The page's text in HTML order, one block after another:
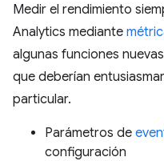
Medir el rendimiento
Analytics mediante
algunas funciones
que deberían
particular.
Parámetros de
configuración